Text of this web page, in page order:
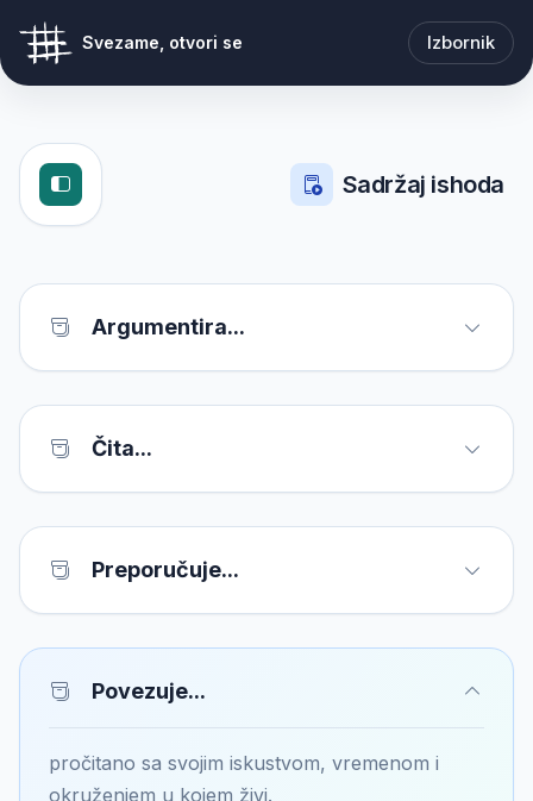
Svezame, otvori se Izbornik
Sadržaj ishoda
Argumentira...
Čita...
Preporučuje...
Povezuje...
pročitano sa svojim iskustvom, vremenom i
okruženjem u kojem živi.